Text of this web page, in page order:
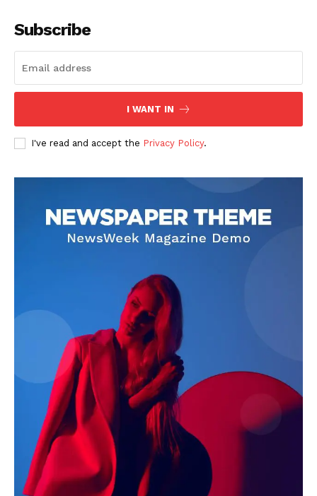
Subscribe
I WANT IN
I've read and accept the Privacy Policy.